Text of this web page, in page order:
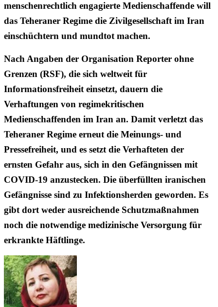
menschenrechtlich engagierte Medienschaffende will
das Teheraner Regime die Zivilgesellschaft im Iran
einschüchtern und mundtot machen.
Nach Angaben der Organisation Reporter ohne
Grenzen (RSF), die sich weltweit für
Informationsfreiheit einsetzt, dauern die
Verhaftungen von regimekritischen
Medienschaffenden im Iran an. Damit verletzt das
Teheraner Regime erneut die Meinungs- und
Pressefreiheit, und es setzt die Verhafteten der
ernsten Gefahr aus, sich in den Gefängnissen mit
COVID-19 anzustecken. Die überfüllten iranischen
Gefängnisse sind zu Infektionsherden geworden. Es
gibt dort weder ausreichende Schutzmaßnahmen
noch die notwendige medizinische Versorgung für
erkrankte Häftlinge.